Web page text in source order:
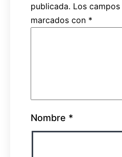
publicada. Los
marcados con *
Nombre *